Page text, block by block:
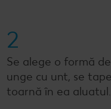
2
Se alege o formă
unge cu unt, se
toarnă în ea aluatul.